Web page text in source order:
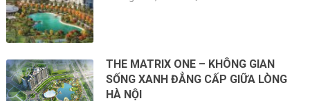
THE MATRIX ONE – KHÔNG GIAN
SỐNG XANH ĐẲNG CẤP GIỮA LÒNG
HÀ NỘI